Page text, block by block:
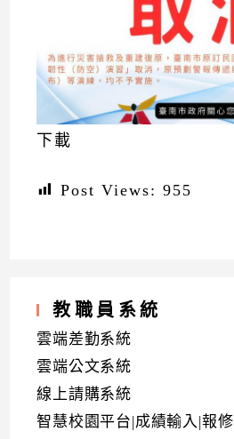
下載
Post Views: 955
教職員系統
雲端差勤系統
雲端公文系統
線上請購系統
智慧校園平台|成績輸入|報修